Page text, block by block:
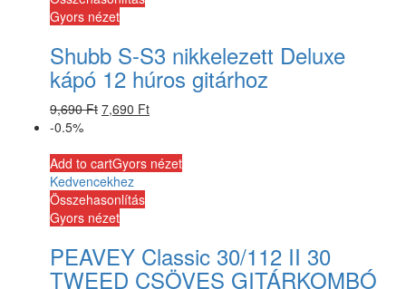
Gyors nézet
Shubb S-S3 nikkelezett Deluxe
kápó 12 húros gitárhoz
9,690Ft 7,690 Ft
-0.5%
Add to cartGyors nézet
Kedvencekhez
Összehasonlítás
Gyors nézet
PEAVEY Classic 30/112 II 30
TWEED CSÖVES GITÁRKOMBÓ